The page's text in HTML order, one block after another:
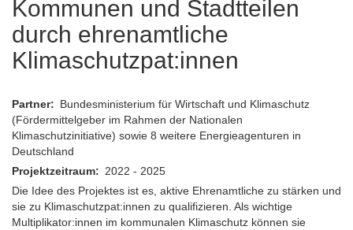
Kommunen und Stadtteilen
durch ehrenamtliche
Klimaschutzpat:innen
Partner
Bundesministerium für Wirtschaft und Klimaschutz
(Fördermittelgeber im Rahmen der Nationalen
Klimaschutzinitiative) sowie 8 weitere Energieagenturen in
Deutschland
Projektzeitraum
2022 - 2025
Die Idee des Projektes ist es, aktive Ehrenamtliche zu stärken und
sie zu Klimaschutzpat:innen zu qualifizieren. Als wichtige
Multiplikator:innen im kommunalen Klimaschutz können sie